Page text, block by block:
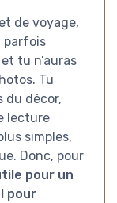
de voyage,
parfois
tu n’auras
Tu
du décor,
lecture
simples,
Donc, pour
pour un
pour